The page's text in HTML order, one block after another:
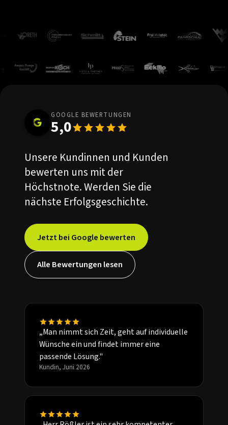
GOOGLE BEWERTUNGEN
5,0
Unsere Kundinnen und Kunden
bewerten uns mit der
Höchstnote. Werden Sie die
nächste Erfolgsgeschichte.
Jetzt bei Google bewerten
Alle Bewertungen lesen
„Man nimmt sich Zeit, geht auf individuelle
Wünsche ein und findet immer eine
passende Lösung."
Kundin, Juni 2026